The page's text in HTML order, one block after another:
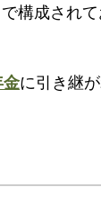
構成され
に引き継が